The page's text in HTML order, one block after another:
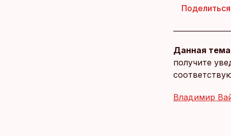
Поделиться
Данная тема
получите
Владимир